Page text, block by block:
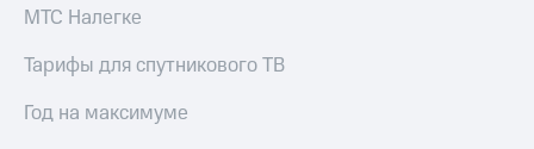
Контакты
деловая этика
МТС Налегке
Тарифы для спутникового ТВ
Год на максимуме